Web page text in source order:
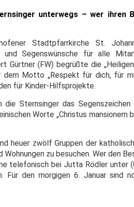
unterwegs – wer ihren
Stadtpfarrkirche St.
und Segenswünsche für alle
Gürtner (FW) begrüßte die
dem Motto „Respekt für dich, für
für Kinder-Hilfsprojekte.
die Sternsinger das
Worte „Christus mansionem
heuer zwölf Gruppen der
zu besuchen. Wer den
telefonisch bei Jutta Rödler unter
Für den morgigen 6. Januar sind